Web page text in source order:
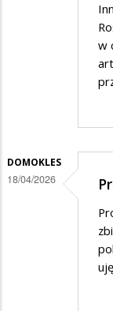
w
DOMOKLES
18/04/2026